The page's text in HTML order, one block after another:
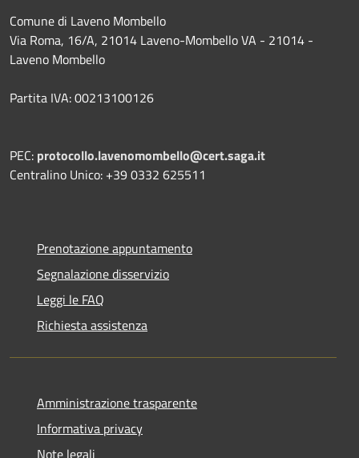
Comune di Laveno Mombello
Via Roma, 16/A, 21014 Laveno-Mombello VA - 21014 -
Laveno Mombello
Partita IVA: 00213100126
PEC: protocollo.lavenomombello@cert.saga.it
Centralino Unico: +39 0332 625511
Prenotazione appuntamento
Segnalazione disservizio
Leggi le FAQ
Richiesta assistenza
Amministrazione trasparente
Informativa privacy
Note legali